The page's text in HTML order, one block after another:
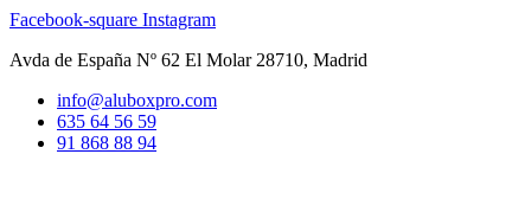
Ir
contenido
Facebook-square Instagram
Avda de España Nº 62 El Molar 28710, Madrid
info@aluboxpro.com
635 64 56 59
91 868 88 94